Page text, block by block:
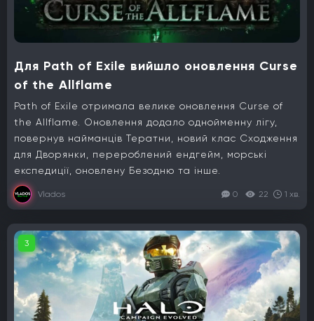
Для Path of Exile вийшло оновлення Curse
of the Allflame
Path of Exile отримала велике оновлення Curse of
the Allflame. Оновлення додало однойменну лігу,
повернув найманців Тератни, новий клас Сходження
для Дворянки, перероблений ендгейм, морські
експедиції, оновлену Безодню та інше.
Vlados 0 22 1 хв.
3